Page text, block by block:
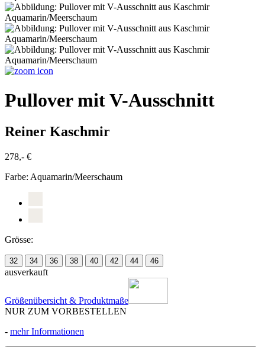
Pullover mit V-Ausschnitt
Reiner Kaschmir
278,- €
Farbe: Aquamarin/Meerschaum
Grösse:
32 34 36 38 40 42 44 46
ausverkauft
Größenübersicht & Produktmaße
NUR ZUM VORBESTELLEN
- mehr Informationen